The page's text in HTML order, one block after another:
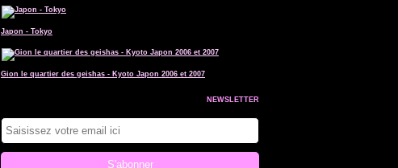
Japon - Tokyo
Gion le quartier des geishas - Kyoto Japon 2006 et 2007
NEWSLETTER